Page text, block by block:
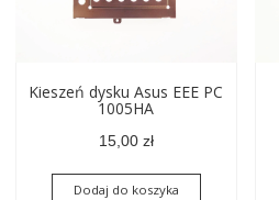
Kieszeń dysku Asus EEE PC
1005HA
15,00 zł
Dodaj do koszyka